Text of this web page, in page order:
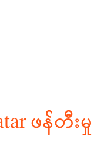
ဖန်တီးမှု